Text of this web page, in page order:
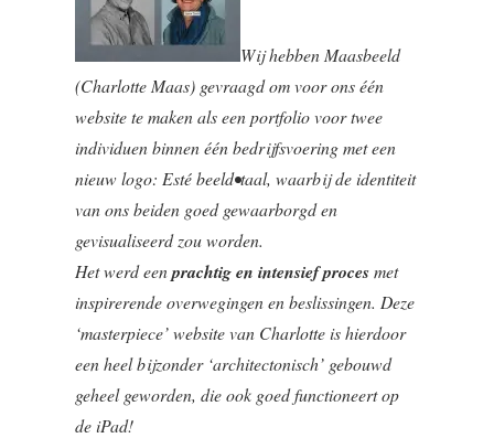
Wij hebben Maasbeeld
(Charlotte Maas) gevraagd om voor ons één
website te maken als een portfolio voor twee
individuen binnen één bedrijfsvoering met een
nieuw logo: Esté beeld•taal, waarbij de identiteit
van ons beiden goed gewaarborgd en
gevisualiseerd zou worden.
Het werd eenprachtig en intensief procesmet
inspirerende overwegingen en beslissingen. Deze
‘masterpiece’ website van Charlotte is hierdoor
een heel bijzonder ‘architectonisch’ gebouwd
geheel geworden, die ook goed functioneert op
de iPad!